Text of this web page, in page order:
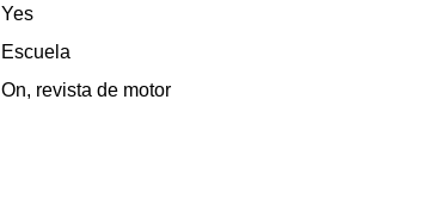
Yes
Escuela
On, revista de motor